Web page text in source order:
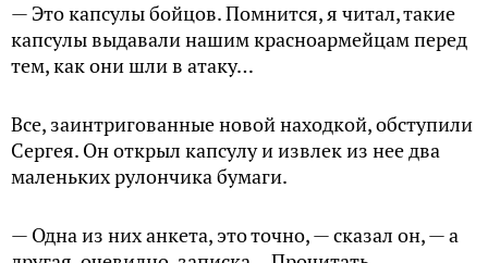
— Это капсулы бойцов. Помнится, я читал, такие
капсулы выдавали нашим красноармейцам перед
тем, как они шли в атаку…
Все, заинтригованные новой находкой, обступили
Сергея. Он открыл капсулу и извлек из нее два
маленьких рулончика бумаги.
— Одна из них анкета, это точно, — сказал он, — а